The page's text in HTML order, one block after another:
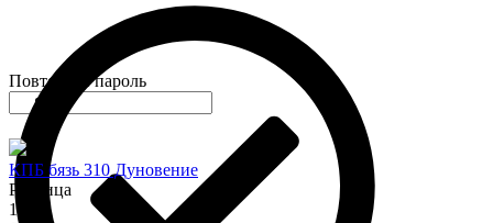
КПБ бязь 310 Дуновение
Розница
1 575
Повторите пароль